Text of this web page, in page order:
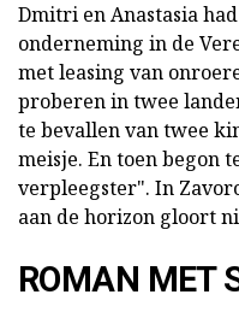
Dmitri en Anastasia
onderneming in de
met leasing van
proberen in twee
te bevallen van twee
meisje. En toen begon
verpleegster". In
aan de horizon gloort
ROMAN MET